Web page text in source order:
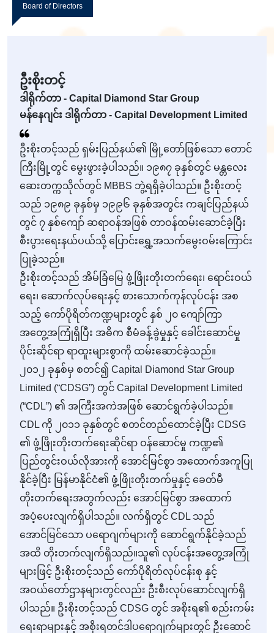
Board of Directors
ဦးစိုးတင့်
ဒါရိုက်တာ - Capital Diamond Star Group
မန်နေဂျင်း ဒါရိုက်တာ - Capital Development Limited
ဦးစိုးတင့်သည် ရှမ်းပြည်နယ်၏ မြို့တော်ဖြစ်သော တောင်
ကြီးမြို့တွင် မွေးဖွားခဲ့ပါသည်။ ၁၉၈၇ ခုနှစ်တွင် မန္တလေး
ဆေးတက္ကသိုလ်တွင် MBBS ဘွဲ့ရရှိခဲ့ပါသည်။ ဦးစိုးတင့်
သည် ၁၉၈၉ ခုနှစ်မှ ၁၉၉၆ ခုနှစ်အတွင်း ကချင်ပြည်နယ်
တွင် ၇ နှစ်ကျော် ဆရာဝန်အဖြစ် တာဝန်ထမ်းဆောင်ခဲ့ပြီး
စီးပွားရေးနယ်ပယ်သို့ ပြောင်းရွှေ့အသက်မွေးဝမ်းကြောင်း
ပြုခဲ့သည်။
ဦးစိုးတင့်သည် အိမ်ခြံမြေ ဖွံ့ဖြိုးတိုးတက်ရေး၊ ရောင်းဝယ်
ရေး၊ ဆောက်လုပ်ရေးနှင့် စားသောက်ကုန်လုပ်ငန်း အစ
သည့် ကော်ပိုရိတ်ကဏ္ဍများတွင် နှစ် ၂၀ ကျော်ကြာ
အတွေ့အကြုံရှိပြီး အဓိက စီမံခန့်ခွဲမှုနှင့် ခေါင်းဆောင်မှု
ပိုင်းဆိုင်ရာ ရာထူးများစွာကို ထမ်းဆောင်ခဲ့သည်။
၂၀၁၂ ခုနှစ်မှ စတင်၍ Capital Diamond Star Group
Limited (“CDSG”) တွင် Capital Development Limited
(“CDL”) ၏ အကြီးအကဲအဖြစ် ဆောင်ရွက်ခဲ့ပါသည်။
CDL ကို ၂၀၁၁ ခုနှစ်တွင် စတင်တည်ထောင်ခဲ့ပြီး CDSG
၏ ဖွံ့ဖြိုးတိုးတက်ရေးဆိုင်ရာ ဝန်ဆောင်မှု ကဏ္ဍ၏
ပြည်တွင်းဝယ်လိုအားကို အောင်မြင်စွာ အထောက်အကူပြု
နိုင်ခဲ့ပြီး မြန်မာနိုင်ငံ၏ ဖွံ့ဖြိုးတိုးတက်မှုနှင့် ခေတ်မီ
တိုးတက်ရေးအတွက်လည်း အောင်မြင်စွာ အထောက်
အပံ့ပေးလျက်ရှိပါသည်။ လက်ရှိတွင် CDL သည်
အောင်မြင်သော ပရောဂျက်များကို ဆောင်ရွက်နိုင်ခဲ့သည်
အထိ တိုးတက်လျက်ရှိသည်။သူ၏ လုပ်ငန်းအတွေ့အကြုံ
များဖြင့် ဦးစိုးတင့်သည် ကော်ပိုရိတ်လုပ်ငန်းစု နှင့်
အဝယ်တော်ဌာနများတွင်လည်း ဦးစီးလုပ်ဆောင်လျက်ရှိ
ပါသည်။ ဦးစိုးတင့်သည် CDSG တွင် အစိုးရ၏ စည်းကမ်း
ရေးရာများနှင့် အစိုးရတင်ဒါပရောဂျက်များတွင် ဦးဆောင်